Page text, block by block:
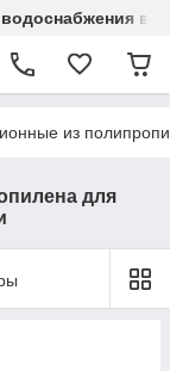
в
из
для